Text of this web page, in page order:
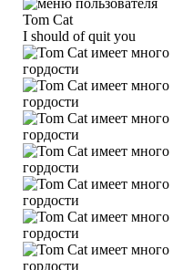
I should of quit you